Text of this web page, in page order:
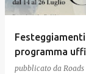
programma
pubblicato da